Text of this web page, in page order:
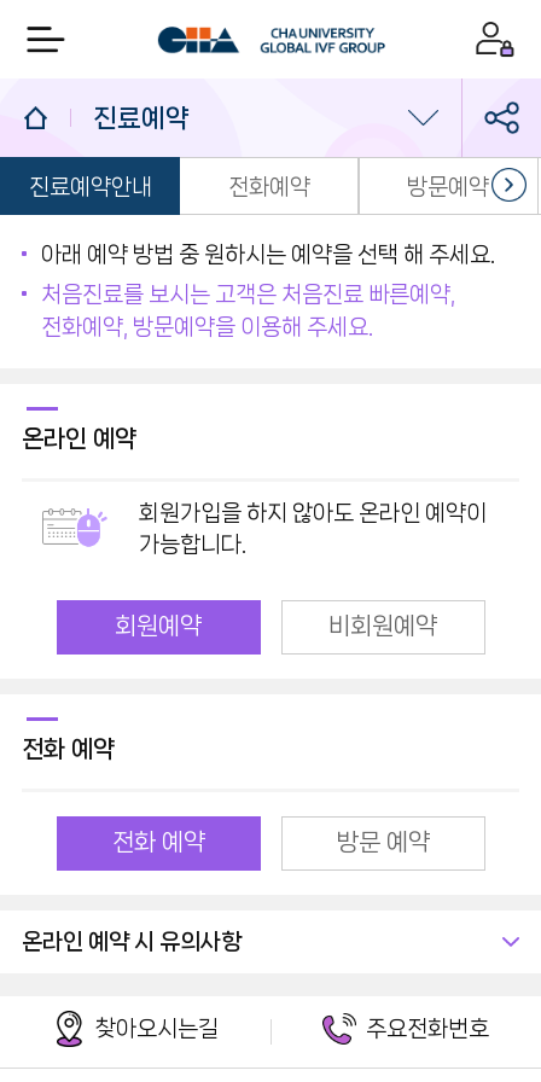
진료예약
의료진/진료일정
진료예약
1:1 상담실
진료예약안내 전화예약 방문예약
아래 예약 방법 중 원하시는 예약을 선택 해 주세요.
처음진료를 보시는 고객은 처음진료 빠른예약,
전화예약, 방문예약을 이용해 주세요.
온라인 예약
회원가입을 하지 않아도 온라인 예약이
가능합니다.
회원예약 비회원예약
전화 예약
전화 예약 방문 예약
온라인 예약 시 유의사항
찾아오시는길 주요전화번호